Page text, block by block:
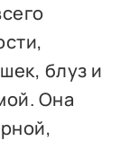
блуз и
Она